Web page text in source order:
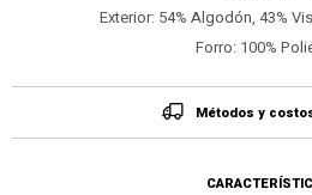
Exterior: 54% Algodón, 43%
Forro: 100%
Métodos y